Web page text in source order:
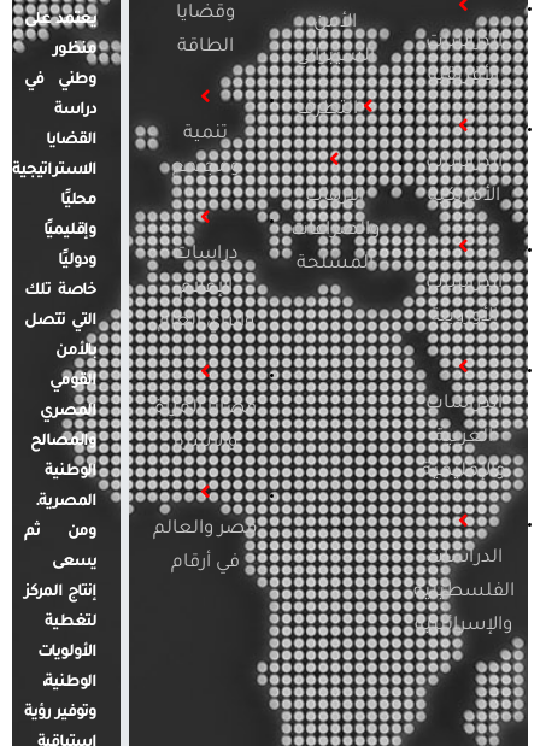
الدراسات
الأفريقية
الدراسات
الأمريكية
الدراسات
الأوروبية
الدراسات
العربية
والإقليمية
الدراسات
الفلسطينية
والإسرائيلية
الأمن
السيبراني
التطرف
الإرهاب
والصراعات
المسلحة
وقضايا
الطاقة
تنمية
ومجتمع
دراسات
الإعلام
والرأي العام
قضايا المرأة
والأسرة
مصر والعالم
في أرقام
يعتمد على
منظور
وطني في
دراسة
القضايا
الاستراتيجية
محليًا
وإقليميًا
ودوليًا
خاصة تلك
التي تتصل
بالأمن
القومي
المصري
والمصالح
الوطنية
المصرية.
ومن ثم
يسعى
إنتاج المركز
لتغطية
الأولويات
الوطنية،
وتوفير رؤية